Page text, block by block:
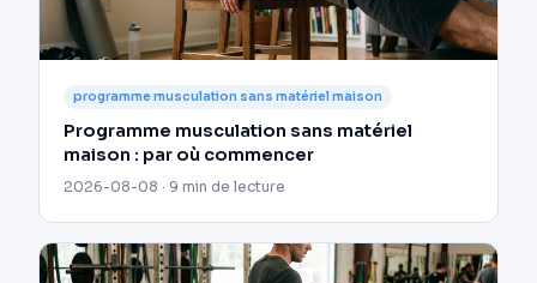
programme musculation sans matériel maison
Programme musculation sans matériel
maison : par où commencer
2026-08-08 · 9 min de lecture